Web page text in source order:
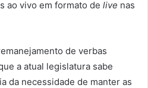
ao vivo em formato de live nas
de verbas
a atual legislatura sabe
da necessidade de manter as